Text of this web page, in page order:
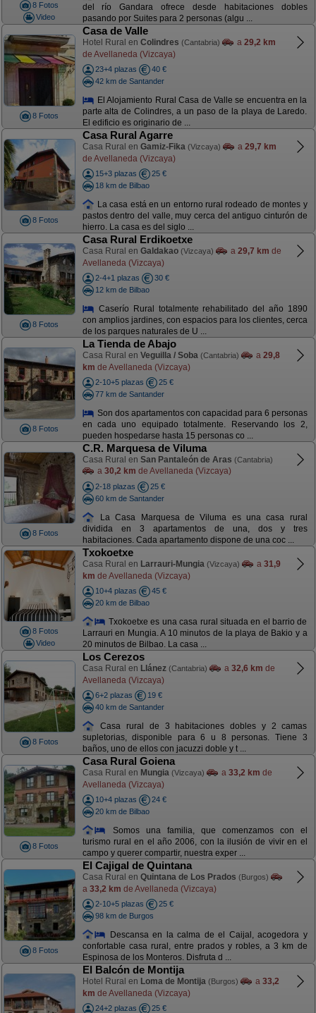
8 Fotos
Video
del río Gandara ofrece desde habitaciones dobles
pasando por Suites para 2 personas (algu ...
8 Fotos
Casa de Valle
Hotel Rural en Colindres (Cantabria) a 29,2 km
de Avellaneda (Vizcaya)
23+4 plazas
40 €
42 km de Santander
El Alojamiento Rural Casa de Valle se encuentra en la
parte alta de Colindres, a un paso de la playa de Laredo.
El edificio es originario de ...
8 Fotos
Casa Rural Agarre
Casa Rural en Gamiz-Fika (Vizcaya) a 29,7 km
de Avellaneda (Vizcaya)
15+3 plazas
25 €
18 km de Bilbao
La casa está en un entorno rural rodeado de montes y
pastos dentro del valle, muy cerca del antiguo cinturón de
hierro. La casa es del siglo ...
8 Fotos
Casa Rural Erdikoetxe
Casa Rural en Galdakao (Vizcaya) a 29,7 km de
Avellaneda (Vizcaya)
2-4+1 plazas
30 €
12 km de Bilbao
Caserío Rural totalmente rehabilitado del año 1890
con amplios jardines, con espacios para los clientes, cerca
de los parques naturales de U ...
8 Fotos
La Tienda de Abajo
Casa Rural en Veguilla / Soba (Cantabria) a 29,8
km de Avellaneda (Vizcaya)
2-10+5 plazas
25 €
77 km de Santander
Son dos apartamentos con capacidad para 6 personas
en cada uno equipado totalmente. Reservando los 2,
pueden hospedarse hasta 15 personas co ...
8 Fotos
C.R. Marquesa de Viluma
Casa Rural en San Pantaleón de Aras (Cantabria)
a 30,2 km de Avellaneda (Vizcaya)
2-18 plazas
25 €
60 km de Santander
La Casa Marquesa de Viluma es una casa rural
dividida en 3 apartamentos de una, dos y tres
habitaciones. Cada apartamento dispone de una coc ...
8 Fotos
Video
Txokoetxe
Casa Rural en Larrauri-Mungia (Vizcaya) a 31,9
km de Avellaneda (Vizcaya)
10+4 plazas
45 €
20 km de Bilbao
Txokoetxe es una casa rural situada en el barrio de
Larrauri en Mungia. A 10 minutos de la playa de Bakio y a
20 minutos de Bilbao. La casa ...
8 Fotos
Los Cerezos
Casa Rural en Llánez (Cantabria) a 32,6 km de
Avellaneda (Vizcaya)
6+2 plazas
19 €
40 km de Santander
Casa rural de 3 habitaciones dobles y 2 camas
supletorias, disponible para 6 u 8 personas. Tiene 3
baños, uno de ellos con jacuzzi doble y t ...
8 Fotos
Casa Rural Goiena
Casa Rural en Mungia (Vizcaya) a 33,2 km de
Avellaneda (Vizcaya)
10+4 plazas
24 €
20 km de Bilbao
Somos una familia, que comenzamos con el
turismo rural en el año 2006, con la ilusión de vivir en el
campo y querer compartir, nuestra exper ...
8 Fotos
El Cajigal de Quintana
Casa Rural en Quintana de Los Prados (Burgos)
a 33,2 km de Avellaneda (Vizcaya)
2-10+5 plazas
25 €
98 km de Burgos
Descansa en la calma de el Caijal, acogedora y
confortable casa rural, entre prados y robles, a 3 km de
Espinosa de los Monteros. Disfruta d ...
El Balcón de Montija
Hotel Rural en Loma de Montija (Burgos) a 33,2
km de Avellaneda (Vizcaya)
24+2 plazas
25 €